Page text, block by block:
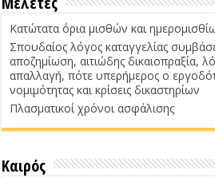
Κατώτατα όρια μισθών και
Σπουδαίος λόγος καταγγελίας
αποζημίωση, αιτιώδης δικαιοπραξία,
απαλλαγή, πότε υπερήμερος ο
νομιμότητας και κρίσεις δικαστηρίων
Πλασματικοί χρόνοι ασφάλισης
Καιρός